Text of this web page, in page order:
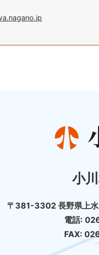
小
〒381-3302 長野県上
電話:
FAX: